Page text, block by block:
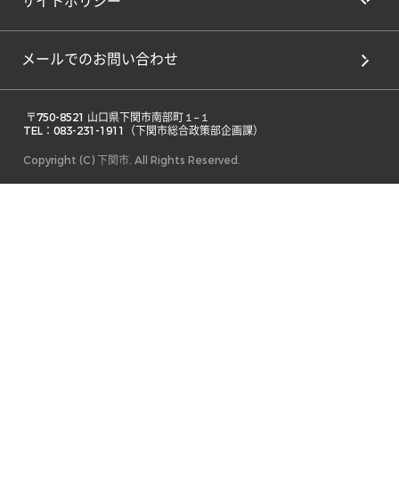
メールでのお問い合わせ
TEL：083-231-1911（下関市総合政策部企画課）
Copyright (C) 下関市. All Rights Reserved.